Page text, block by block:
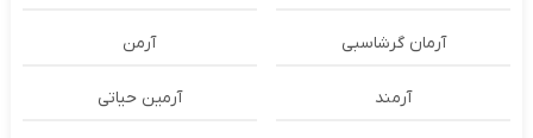
آرمان گرشاسبی آرمن
آرمند آرمین حیاتی